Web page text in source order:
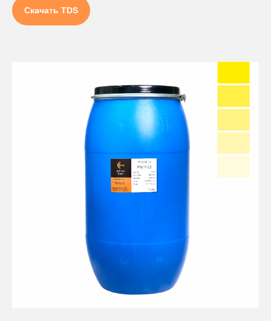
Скачать TDS